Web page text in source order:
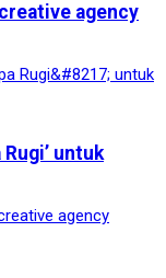
agency
untuk